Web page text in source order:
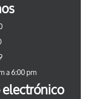
a 6:00 pm
electrónico